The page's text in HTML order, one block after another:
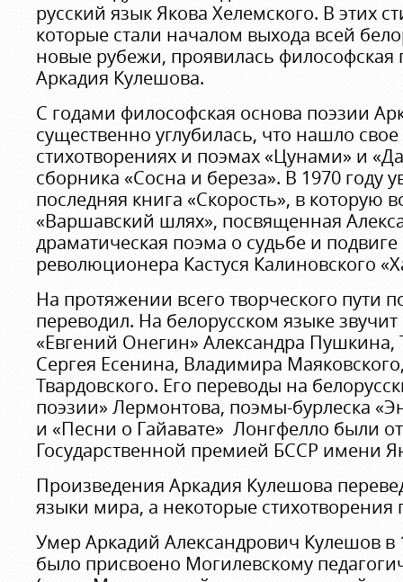
русский язык Якова Хелемского. В этих
которые стали началом выхода всей
новые рубежи, проявилась философская
Аркадия Кулешова.
С годами философская основа поэзии
существенно углубилась, что нашло
стихотворениях и поэмах «Цунами» и
сборника «Сосна и береза». В 1970 году
последняя книга «Скорость», в которую
«Варшавский шлях», посвященная
драматическая поэма о судьбе и подвиге
революционера Кастуся Калиновского
На протяжении всего творческого пути
переводил. На белорусском языке звучит
«Евгений Онегин» Александра
Сергея Есенина, Владимира
Твардовского. Его переводы на
поэзии» Лермонтова, поэмы-бурлеска
и «Песни о Гайавате» Лонгфелло были
Государственной премией БССР имени
Произведения Аркадия Кулешова
языки мира, а некоторые
Умер Аркадий Александрович Кулешов в
было присвоено Могилевскому